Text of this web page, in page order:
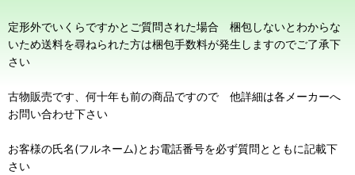
定形外でいくらですかとご質問された場合 梱包しないとわからな
いため送料を尋ねられた方は梱包手数料が発生しますのでご了承下
さい
古物販売です、何十年も前の商品ですので 他詳細は各メーカーへ
お問い合わせ下さい
お客様の氏名(フルネーム)とお電話番号を必ず質問とともに記載下
さい